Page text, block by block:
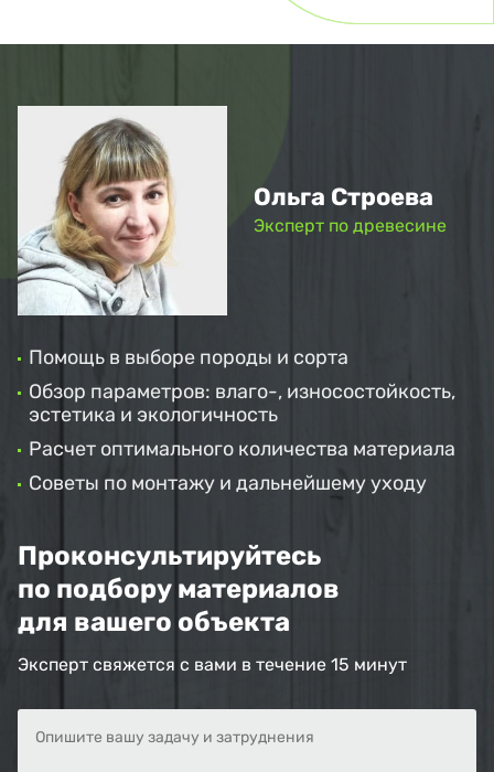
Ольга Строева
Эксперт по древесине
Помощь в выборе породы и сорта
Обзор параметров: влаго-, износостойкость,
эстетика и экологичность
Расчет оптимального количества материала
Советы по монтажу и дальнейшему уходу
Проконсультируйтесь
по подбору материалов
для вашего объекта
Эксперт свяжется с вами в течение 15 минут